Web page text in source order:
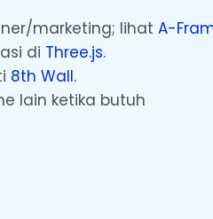
marketing; lihat A-
di Three.js.
8th Wall.
lain ketika butuh